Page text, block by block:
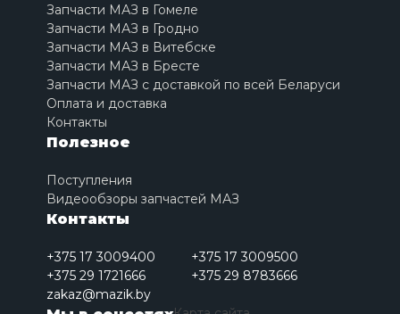
Запчасти МАЗ в Гомеле
Запчасти МАЗ в Гродно
Запчасти МАЗ в Витебске
Запчасти МАЗ в Бресте
Запчасти МАЗ с доставкой по всей Беларуси
Оплата и доставка
Контакты
Полезное
Поступления
Видеообзоры запчастей МАЗ
Контакты
+375 17 3009400
+375 17 3009500
+375 29 1721666
+375 29 8783666
zakaz@mazik.by